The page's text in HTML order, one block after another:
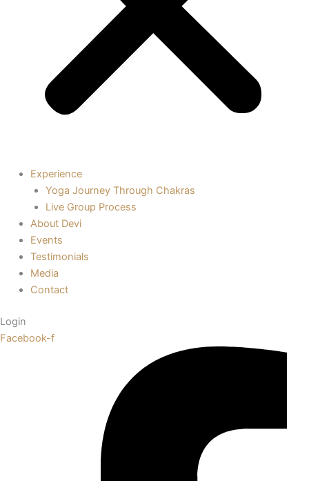
Experience
Yoga Journey Through Chakras
Live Group Process
About Devi
Events
Testimonials
Media
Contact
Login
Facebook-f